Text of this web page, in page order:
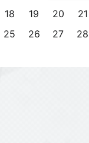
18 19 20 21
25 26 27 28